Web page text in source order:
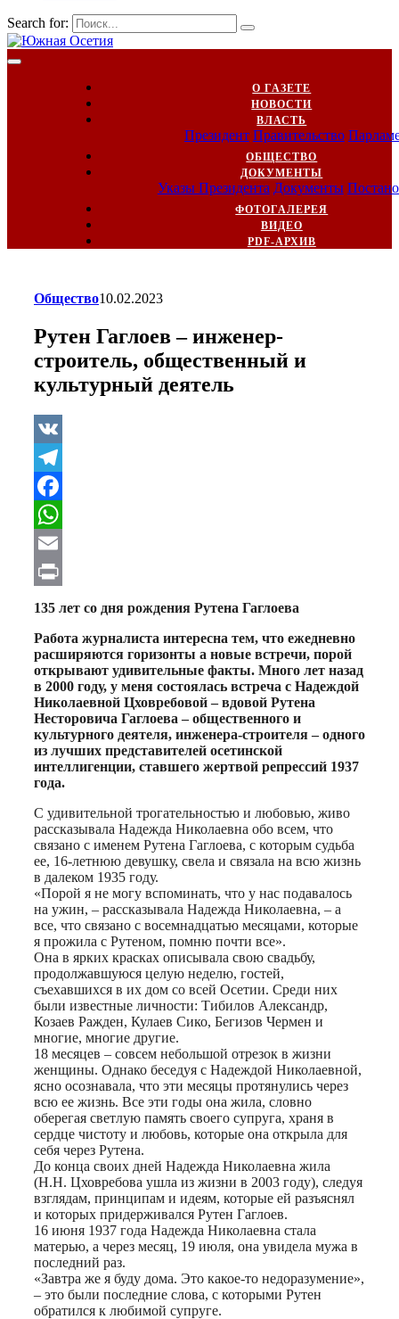
Search for:
О ГАЗЕТЕ
НОВОСТИ
ВЛАСТЬ
Президент Правительство
ОБЩЕСТВО
ДОКУМЕНТЫ
Указы Президента Документы
ФОТОГАЛЕРЕЯ
ВИДЕО
PDF-АРХИВ
Общество10.02.2023
Рутен Гаглоев – инженер-
строитель, общественный и
культурный деятель
VK
Telegram
Facebook
WhatsApp
Email
Print
135 лет со дня рождения Рутена Гаглоева
Работа журналиста интересна тем, что ежедневно
расширяются горизонты а новые встречи, порой
открывают удивительные факты. Много лет назад
в 2000 году, у меня состоялась встреча с Надеждой
Николаевной Цховребовой – вдовой Рутена
Несторовича Гаглоева – общественного и
культурного деятеля, инженера-строителя – одного
из лучших представителей осетинской
интеллигенции, ставшего жертвой репрессий 1937
года.
С удивительной трогательностью и любовью, живо
рассказывала Надежда Николаевна обо всем, что
связано с именем Рутена Гаглоева, с которым судьба
ее, 16-летнюю девушку, свела и связала на всю жизнь
в далеком 1935 году.
«Порой я не могу вспоминать, что у нас подавалось
на ужин, – рассказывала Надежда Николаевна, – а
все, что связано с восемнадцатью месяцами, которые
я прожила с Рутеном, помню почти все».
Она в ярких красках описывала свою свадьбу,
продолжавшуюся целую неделю, гостей,
съехавшихся в их дом со всей Осетии. Среди них
были известные личности: Тибилов Александр,
Козаев Ражден, Кулаев Сико, Бегизов Чермен и
многие, многие другие.
18 месяцев – совсем небольшой отрезок в жизни
женщины. Однако беседуя с Надеждой Николаевной,
ясно осознавала, что эти месяцы протянулись через
всю ее жизнь. Все эти годы она жила, словно
оберегая светлую память своего супруга, храня в
сердце чистоту и любовь, которые она открыла для
себя через Рутена.
До конца своих дней Надежда Николаевна жила
(Н.Н. Цховребова ушла из жизни в 2003 году), следуя
взглядам, принципам и идеям, которые ей разъяснял
и которых придерживался Рутен Гаглоев.
16 июня 1937 года Надежда Николаевна стала
матерью, а через месяц, 19 июля, она увидела мужа в
последний раз.
«Завтра же я буду дома. Это какое-то недоразумение»,
– это были последние слова, с которыми Рутен
обратился к любимой супруге.